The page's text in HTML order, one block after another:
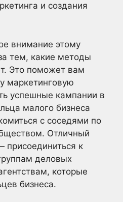
и создания
внимание этому
тем, какие методы
Это поможет вам
маркетинговую
успешные кампании в
малого бизнеса
с соседями по
Отличный
присоединиться к
деловых
которые
бизнеса.